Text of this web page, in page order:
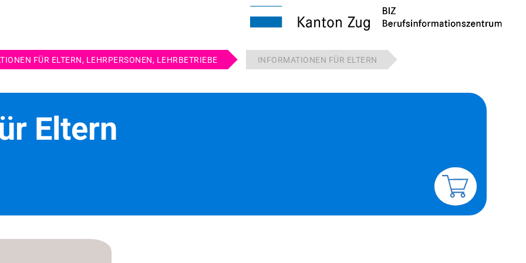
FÜR EL­TERN, LEHR­PER­SO­NEN, LEHR­BE­TRIE­BE IN­FOR­MA­TIO­NEN FÜR EL­TERN
El­tern